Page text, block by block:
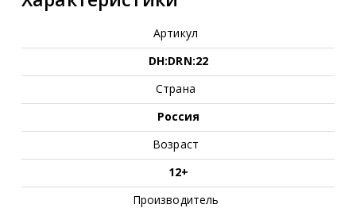
Артикул
DH:DRN:22
Страна
Россия
Возраст
12+
Производитель